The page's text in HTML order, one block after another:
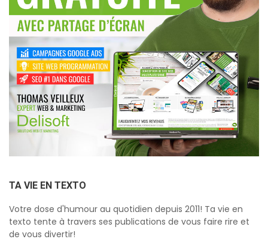
TA VIE EN TEXTO
Votre dose d'humour au quotidien depuis 2011! Ta vie en
texto tente à travers ses publications de vous faire rire et
de vous divertir!